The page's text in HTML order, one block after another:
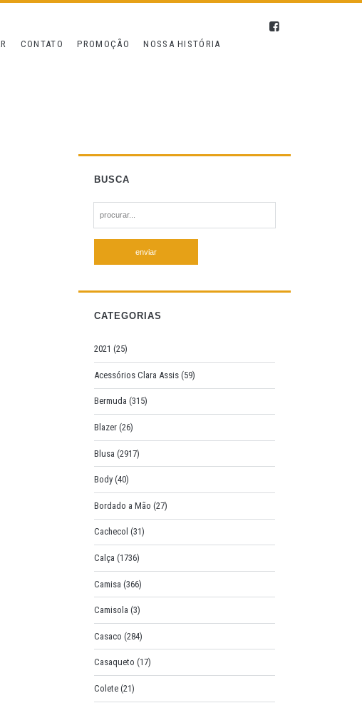
CONTATO PROMOÇÃO NOSSA HISTÓRIA
BUSCA
e
h
f
r
:
CATEGORIAS
2021 (25)
Acessórios Clara Assis (59)
Bermuda (315)
Blazer (26)
Blusa (2917)
Body (40)
Bordado a Mão (27)
Cachecol (31)
Calça (1736)
Camisa (366)
Camisola (3)
Casaco (284)
Casaqueto (17)
Colete (21)